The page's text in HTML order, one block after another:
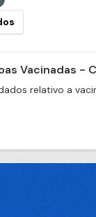
Vacinadas -
relativo a